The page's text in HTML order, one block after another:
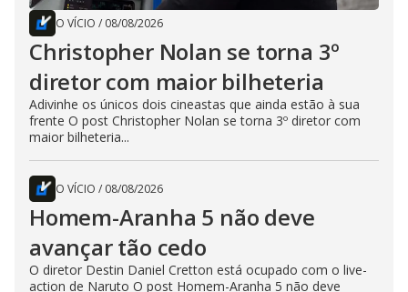
O VÍCIO / 08/08/2026
Christopher Nolan se torna 3º
diretor com maior bilheteria
Adivinhe os únicos dois cineastas que ainda estão à sua
frente O post Christopher Nolan se torna 3º diretor com
maior bilheteria...
O VÍCIO / 08/08/2026
Homem-Aranha 5 não deve
avançar tão cedo
O diretor Destin Daniel Cretton está ocupado com o live-
action de Naruto O post Homem-Aranha 5 não deve